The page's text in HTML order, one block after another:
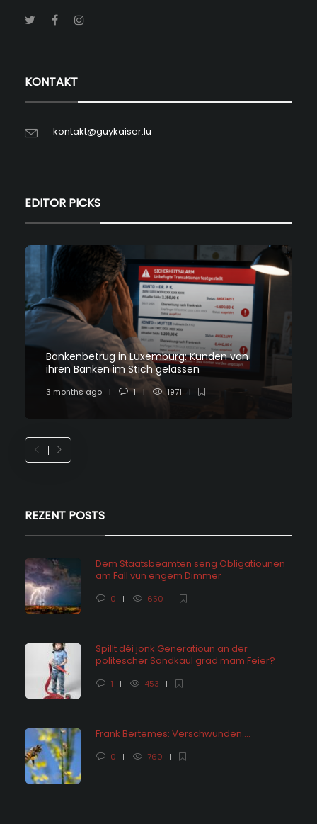
KONTAKT
kontakt@guykaiser.lu
EDITOR PICKS
Bankenbetrug in Luxemburg: Kunden von
ihren Banken im Stich gelassen
3 months ago 1 1971
REZENT POSTS
Dem Staatsbeamten seng Obligatiounen
am Fall vun engem Dimmer
0 650
Spillt déi jonk Generatioun an der
politescher Sandkaul grad mam Feier?
1 453
Frank Bertemes: Verschwunden….
0 760